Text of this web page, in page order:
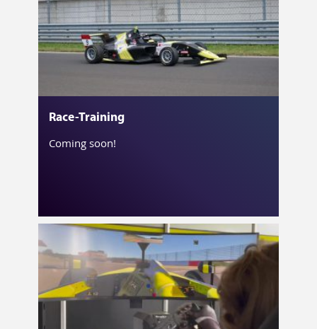
Race-Training
Coming soon!